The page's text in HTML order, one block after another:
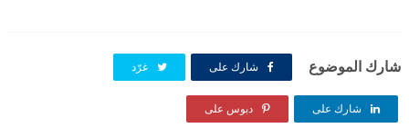
شارك الموضوع شارك على غرّد
شارك على دبوس على